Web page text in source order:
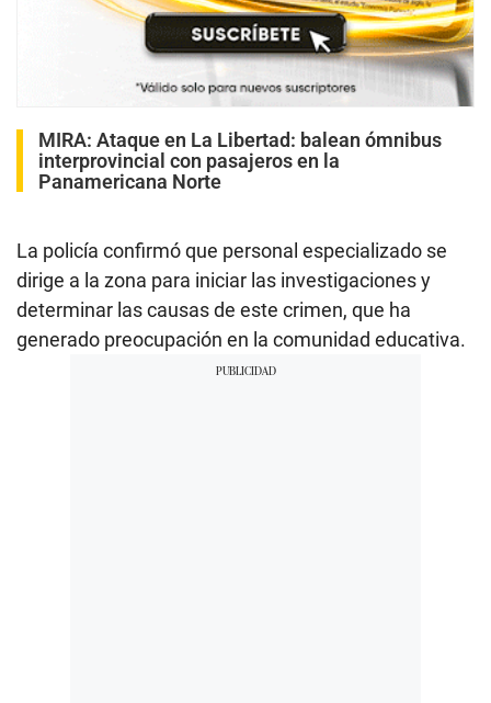
MIRA: Ataque en La Libertad: balean ómnibus
interprovincial con pasajeros en la
Panamericana Norte
La policía confirmó que personal especializado se
dirige a la zona para iniciar las investigaciones y
determinar las causas de este crimen, que ha
generado preocupación en la comunidad educativa.